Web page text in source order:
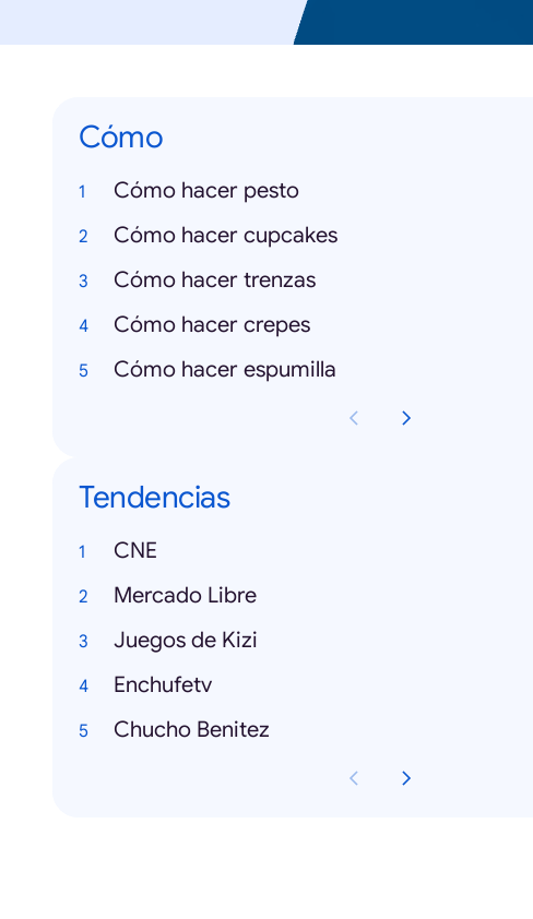
Cómo
Cómo hacer pesto
Cómo hacer cupcakes
Cómo hacer trenzas
Cómo hacer crepes
Cómo hacer espumilla
Tendencias
CNE
Mercado Libre
Juegos de Kizi
Enchufetv
Chucho Benitez